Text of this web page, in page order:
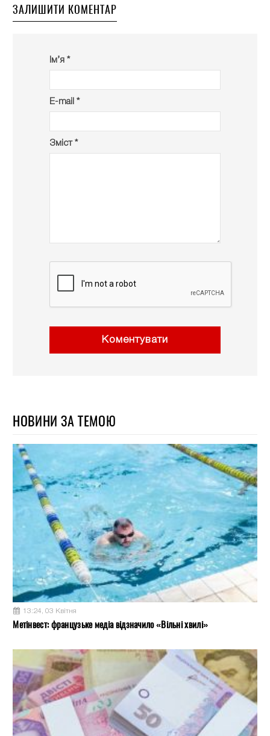
ЗАЛИШИТИ КОМЕНТАР
Ім’я *
E-mail *
Зміст *
Коментувати
НОВИНИ ЗА ТЕМОЮ
13:24, 03 Квітня
Метінвест: французьке медіа відзначило «Вільні хвилі»